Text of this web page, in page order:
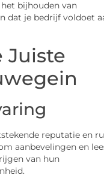
bijhouden van
dat je bedrijf voldoet
Juiste
reputatie en
aanbevelingen en
van hun